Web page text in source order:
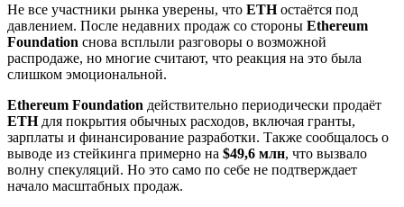
Не все участники рынка уверены, что ETHостаётся под
давлением. После недавних продаж со стороны Ethereum
Foundation снова всплыли разговоры о возможной
распродаже, но многие считают, что реакция на это была
слишком эмоциональной.
Ethereum Foundation действительно периодически продаёт
ETH для покрытия обычных расходов, включая гранты,
зарплаты и финансирование разработки. Также сообщалось о
выводе из стейкинга примерно на $49,6 млн, что вызвало
волну спекуляций. Но это само по себе не подтверждает
начало масштабных продаж.